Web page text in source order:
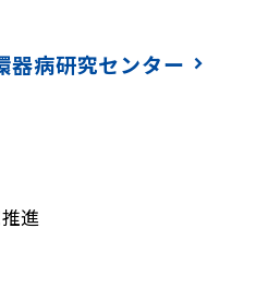
器病研究センター
進